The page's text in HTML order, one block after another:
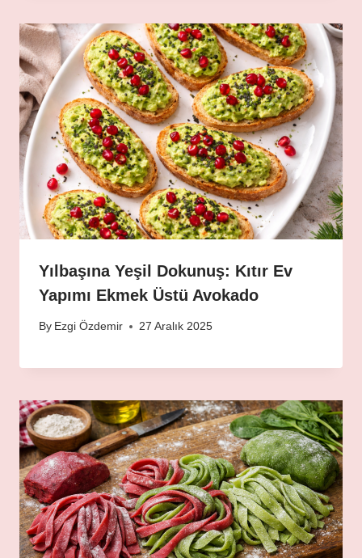
Yılbaşına Yeşil Dokunuş: Kıtır Ev
Yapımı Ekmek Üstü Avokado
By Ezgi Özdemir 27 Aralık 2025